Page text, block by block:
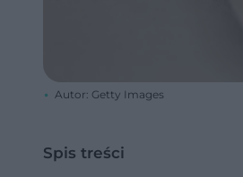
Autor: Getty Images
Spis treści